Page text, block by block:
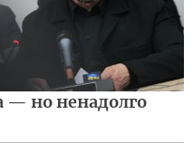
— но ненадолго